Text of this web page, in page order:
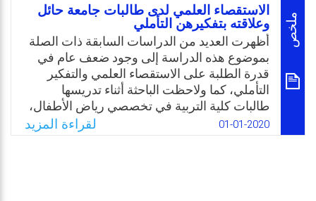
ملخص
الاستقصاء العلمي لدى طالبات جامعة حائل
وعلاقته بتفكيرهن التأملي
أظهرت العديد من الدراسات السابقة ذات الصلة
بموضوع هذه الدراسة إلى وجود ضعف عام في
قدرة الطلبة على الاستقصاء العلمي والتفكير
التأملي، كما ولاحظت الباحثة أثناء تدريسها
طالبات كلية التربية في تخصصي رياض الأطفال،
وصفوف أولية، أن معظمهن لا يمارسن مهارات
الاستقصاء العلمي في التعلم، بل يحاولن اللجوء
01-01-2020 لقراءة المزيد